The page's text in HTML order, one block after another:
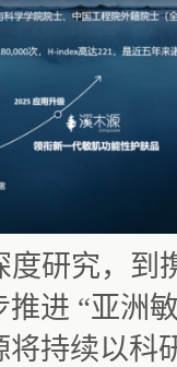
度研究，到
进 “亚洲
将持续以科